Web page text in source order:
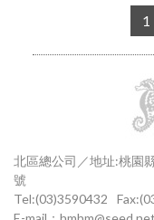
1
北區總公司／地址:桃園
號
Tel:(03)3590432